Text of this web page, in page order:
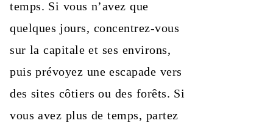
temps. Si vous n’avez que
quelques jours, concentrez-vous
sur la capitale et ses environs,
puis prévoyez une escapade vers
des sites côtiers ou des forêts. Si
vous avez plus de temps, partez